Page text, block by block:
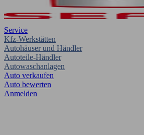
Service
Kfz-Werkstätten
Autohäuser und Händler
Autoteile-Händler
Autowaschanlagen
Auto verkaufen
Auto bewerten
Anmelden